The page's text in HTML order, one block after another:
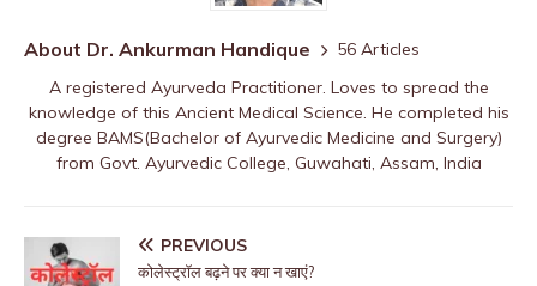
About Dr. Ankurman Handique
56 Articles
A registered Ayurveda Practitioner. Loves to spread the
knowledge of this Ancient Medical Science. He completed his
degree BAMS(Bachelor of Ayurvedic Medicine and Surgery)
from Govt. Ayurvedic College, Guwahati, Assam, India
PREVIOUS
कोलेस्ट्रॉल बढ़ने पर क्या न खाएं?